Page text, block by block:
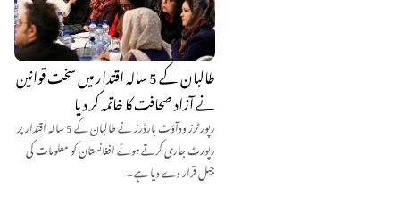
طالبان کے 5 سالہ اقتدار میں سخت قوانین
نے آزاد صحافت کا خاتمہ کر دیا
رپورٹرز ودآؤٹ بارڈرز نے طالبان کے 5 سالہ اقتدار پر
رپورٹ جاری کرتے ہوئے افغانستان کو معلومات کی
جیل قرار دے دیا ہے۔